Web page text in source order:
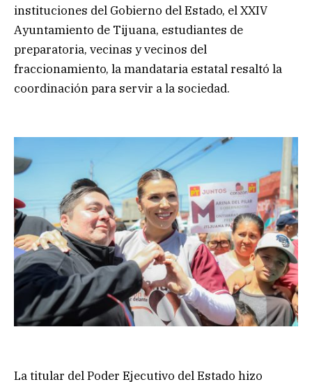
instituciones del Gobierno del Estado, el XXIV
Ayuntamiento de Tijuana, estudiantes de
preparatoria, vecinas y vecinos del
fraccionamiento, la mandataria estatal resaltó la
coordinación para servir a la sociedad.
La titular del Poder Ejecutivo del Estado hizo